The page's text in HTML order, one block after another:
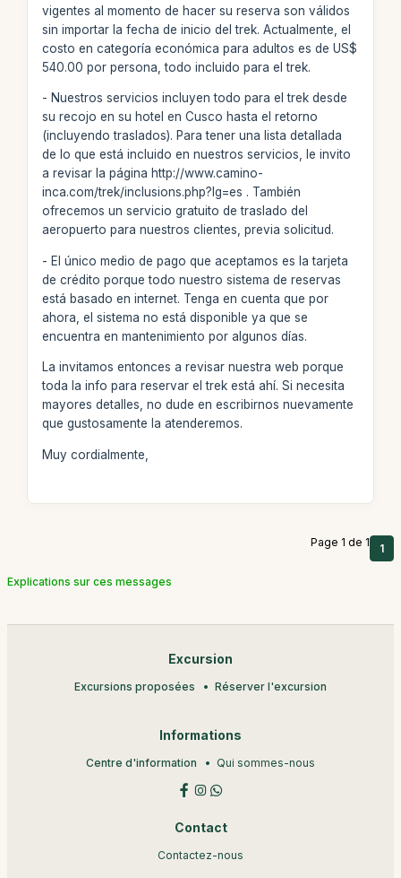
vigentes al momento de hacer su reserva son válidos
sin importar la fecha de inicio del trek. Actualmente, el
costo en categoría económica para adultos es de US$
540.00 por persona, todo incluido para el trek.
- Nuestros servicios incluyen todo para el trek desde
su recojo en su hotel en Cusco hasta el retorno
(incluyendo traslados). Para tener una lista detallada
de lo que está incluido en nuestros servicios, le invito
a revisar la página http://www.camino-
inca.com/trek/inclusions.php?lg=es . También
ofrecemos un servicio gratuito de traslado del
aeropuerto para nuestros clientes, previa solicitud.
- El único medio de pago que aceptamos es la tarjeta
de crédito porque todo nuestro sistema de reservas
está basado en internet. Tenga en cuenta que por
ahora, el sistema no está disponible ya que se
encuentra en mantenimiento por algunos días.
La invitamos entonces a revisar nuestra web porque
toda la info para reservar el trek está ahí. Si necesita
mayores detalles, no dude en escribirnos nuevamente
que gustosamente la atenderemos.
Muy cordialmente,
Page 1 de 1 1
Explications sur ces messages
Excursion
Excursions proposées Réserver l'excursion
Informations
Centre d'information Qui sommes-nous
Contact
Contactez-nous